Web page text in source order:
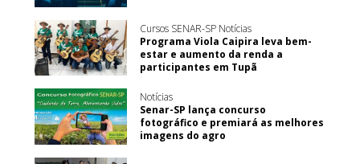
Cursos SENAR-SP Notícias
Programa Viola Caipira leva bem-
estar e aumento da renda a
participantes em Tupã
Notícias
Senar-SP lança concurso
fotográfico e premiará as melhores
imagens do agro